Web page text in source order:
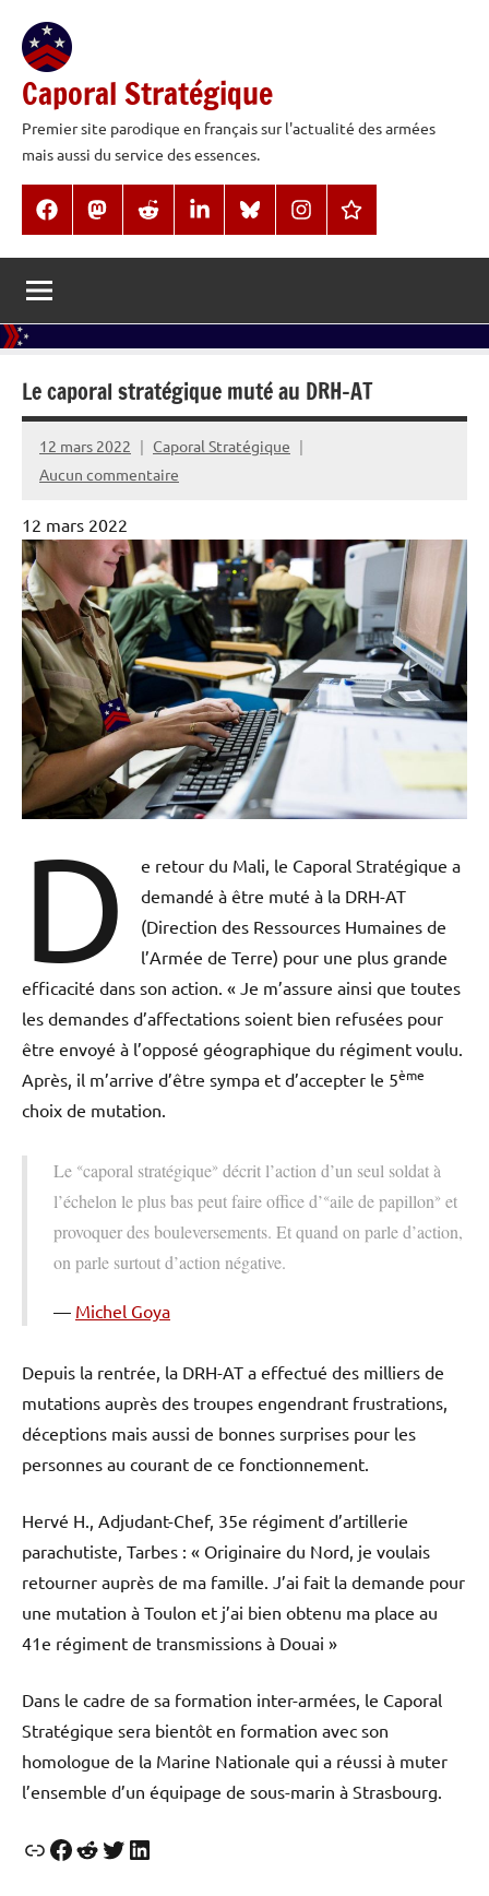
contenu
Caporal Stratégique
Premier site parodique en français sur l'actualité des armées
mais aussi du service des essences.
FacebookMastodonReddit LinkedInBlueSkyInstagramThreads
Le caporal stratégique muté au DRH-AT
12 mars 2022
Caporal Stratégique
Aucun commentaire
12 mars 2022
D
e retour du Mali, le Caporal Stratégique a
demandé à être muté à la DRH-AT
(Direction des Ressources Humaines de
l’Armée de Terre) pour une plus grande
efficacité dans son action. « Je m’assure ainsi que toutes
les demandes d’affectations soient bien refusées pour
être envoyé à l’opposé géographique du régiment voulu.
Après, il m’arrive d’être sympa et d’accepter le 5ème
choix de mutation.
Le «caporal stratégique» décrit l’action d’un seul soldat à
l’échelon le plus bas peut faire office d’«aile de papillon» et
provoquer des bouleversements. Et quand on parle d’action,
on parle surtout d’action négative.
Michel Goya
Depuis la rentrée, la DRH-AT a effectué des milliers de
mutations auprès des troupes engendrant frustrations,
déceptions mais aussi de bonnes surprises pour les
personnes au courant de ce fonctionnement.
Hervé H., Adjudant-Chef, 35e régiment d’artillerie
parachutiste, Tarbes : « Originaire du Nord, je voulais
retourner auprès de ma famille. J’ai fait la demande pour
une mutation à Toulon et j’ai bien obtenu ma place au
41e régiment de transmissions à Douai »
Dans le cadre de sa formation inter-armées, le Caporal
Stratégique sera bientôt en formation avec son
homologue de la Marine Nationale qui a réussi à muter
l’ensemble d’un équipage de sous-marin à Strasbourg.
LienFacebook
Reddit
Twitter
LinkedIn